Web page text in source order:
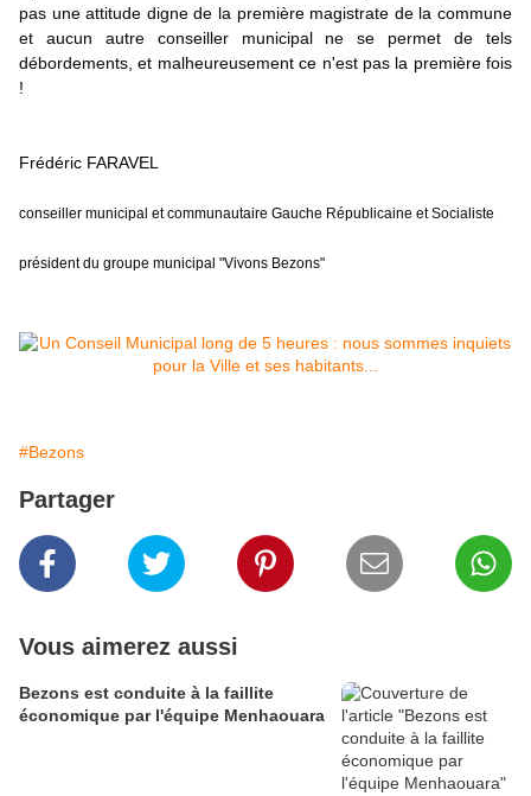
pas une attitude digne de la première magistrate de la commune
et aucun autre conseiller municipal ne se permet de tels
débordements, et malheureusement ce n'est pas la première fois
!
Frédéric FARAVEL
conseiller municipal et communautaire Gauche Républicaine et Socialiste
président du groupe municipal "Vivons Bezons"
#Bezons
Partager
Vous aimerez aussi
Bezons est conduite à la faillite
économique par l'équipe Menhaouara